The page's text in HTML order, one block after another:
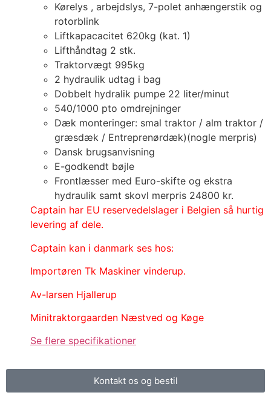
Kørelys , arbejdslys, 7-polet anhængerstik og
rotorblink
Liftkapacacitet 620kg (kat. 1)
Lifthåndtag 2 stk.
Traktorvægt 995kg
2 hydraulik udtag i bag
Dobbelt hydralik pumpe 22 liter/minut
540/1000 pto omdrejninger
Dæk monteringer: smal traktor / alm traktor /
græsdæk / Entreprenørdæk)(nogle merpris)
Dansk brugsanvisning
E-godkendt bøjle
Frontlæsser med Euro-skifte og ekstra
hydraulik samt skovl merpris 24800 kr.
Captain har EU reservedelslager i Belgien så hurtig
levering af dele.
Captain kan i danmark ses hos:
Importøren Tk Maskiner vinderup.
Av-larsen Hjallerup
Minitraktorgaarden Næstved og Køge
Se flere specifikationer
Kontakt os og bestil